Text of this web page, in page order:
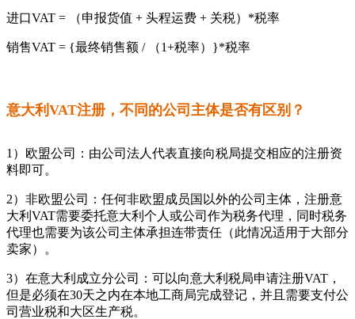
进口VAT = （申报货值 + 头程运费 + 关税）*税率
销售VAT = {最终销售额 / （1+税率）}*税率
意大利VAT注册，不同的公司主体是否有区别？
1）欧盟公司：由公司法人代表直接向税局提交相应的注册资
料即可。
2）非欧盟公司：任何非欧盟成员国以外的公司主体，注册意
大利VAT需要委托意大利个人或公司作为税务代理，同时税务
代理也需要为该公司主体承担连带责任（此情况适用于大部分
卖家）。
3）在意大利成立分公司：可以向意大利税局申请注册VAT，
但是必须在30天之内在本地工商局完成登记，并且需要支付公
司营业税和大区生产税。